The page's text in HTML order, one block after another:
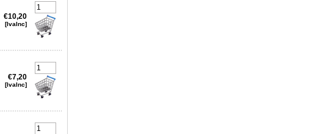
€10,20
[IvaInc]
€7,20
[IvaInc]